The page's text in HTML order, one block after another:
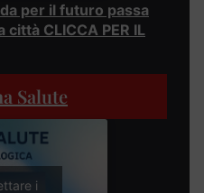
per il futuro passa
CLICCA PER IL
Salute
i